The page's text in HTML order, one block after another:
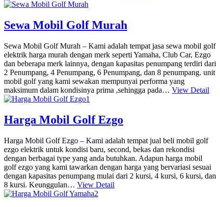
Sewa Mobil Golf Murah
Sewa Mobil Golf Murah – Kami adalah tempat jasa sewa mobil golf
elektrik harga murah dengan merk seperti Yamaha, Club Car, Ezgo
dan beberapa merk lainnya, dengan kapasitas penumpang terdiri dari
2 Penumpang, 4 Penumpang, 6 Penumpang, dan 8 penumpang. unit
mobil golf yang kami sewakan mempunyai performa yang
maksimum dalam kondisinya prima ,sehingga pada… View Detail
Harga Mobil Golf Ezgo
Harga Mobil Golf Ezgo – Kami adalah tempat jual beli mobil golf
ezgo elektrik untuk kondisi baru, second, bekas dan rekondisi
dengan berbagai type yang anda butuhkan. Adapun harga mobil
golf ezgo yang kami tawarkan dengan harga yang bervariasi sesuai
dengan kapasitas penumpang mulai dari 2 kursi, 4 kursi, 6 kursi, dan
8 kursi. Keunggulan… View Detail